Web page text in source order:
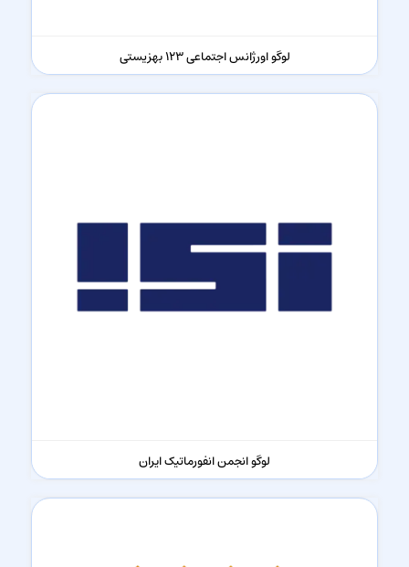
لوگو اورژانس اجتماعی 123 بهزیستی
لوگو انجمن انفورماتیک ایران